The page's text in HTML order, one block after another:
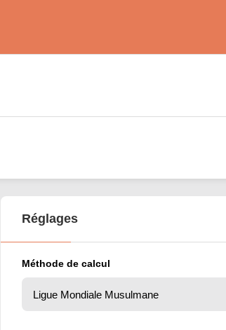
Réglages
Méthode de calcul